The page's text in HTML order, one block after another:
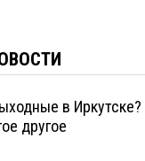
в
другое